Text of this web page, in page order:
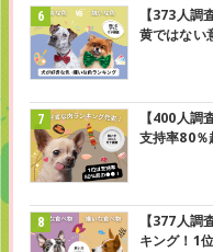
【373人調
黄ではない
【400人調
支持率80％
【377人調
キング！1